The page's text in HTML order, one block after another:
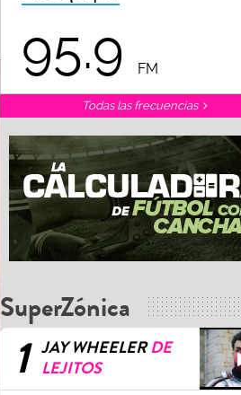
95.9 FM
Todas las frecuencias
SuperZónica
1 JAY WHEELERDE
LEJITOS